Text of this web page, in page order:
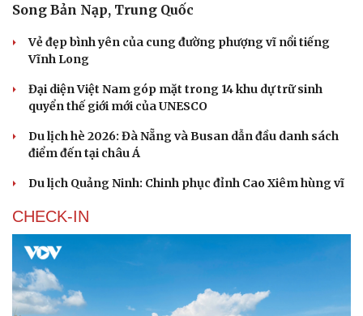
Song Bản Nạp, Trung Quốc
Vẻ đẹp bình yên của cung đường phượng vĩ nổi tiếng
Vĩnh Long
Đại diện Việt Nam góp mặt trong 14 khu dự trữ sinh
quyển thế giới mới của UNESCO
Du lịch hè 2026: Đà Nẵng và Busan dẫn đầu danh sách
điểm đến tại châu Á
Du lịch Quảng Ninh: Chinh phục đỉnh Cao Xiêm hùng vĩ
CHECK-IN